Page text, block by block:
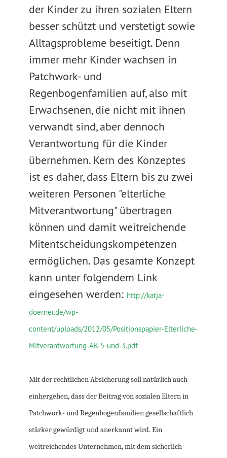
der Kinder zu ihren sozialen Eltern
besser schützt und verstetigt sowie
Alltagsprobleme beseitigt. Denn
immer mehr Kinder wachsen in
Patchwork- und
Regenbogenfamilien auf, also mit
Erwachsenen, die nicht mit ihnen
verwandt sind, aber dennoch
Verantwortung für die Kinder
übernehmen. Kern des Konzeptes
ist es daher, dass Eltern bis zu zwei
weiteren Personen "elterliche
Mitverantwortung" übertragen
können und damit weitreichende
Mitentscheidungskompetenzen
ermöglichen. Das gesamte Konzept
kann unter folgendem Link
eingesehen werden: http://katja-
doerner.de/wp-
content/uploads/2012/05/Positionspapier-Elterliche-
Mitverantwortung-AK-5-und-3.pdf
Mit der rechtlichen Absicherung soll natürlich auch
einhergehen, dass der Beitrag von sozialen Eltern in
Patchwork- und Regenbogenfamilien gesellschaftlich
stärker gewürdigt und anerkannt wird. Ein
weitreichendes Unternehmen, mit dem sicherlich